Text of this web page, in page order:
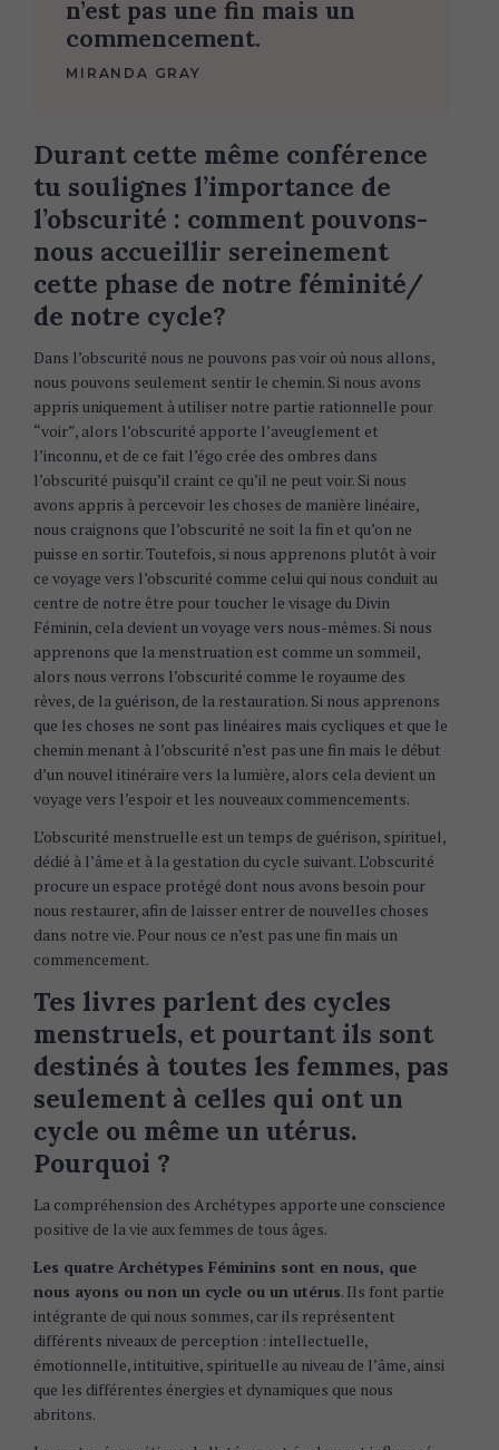
n’est pas une fin mais un
commencement.
MIRANDA GRAY
Durant cette même conférence
tu soulignes l’importance de
l’obscurité : comment pouvons-
nous accueillir sereinement
cette phase de notre féminité/
de notre cycle?
Dans l’obscurité nous ne pouvons pas voir où nous allons,
nous pouvons seulement sentir le chemin. Si nous avons
appris uniquement à utiliser notre partie rationnelle pour
“voir”, alors l’obscurité apporte l’aveuglement et
l’inconnu, et de ce fait l’égo crée des ombres dans
l’obscurité puisqu’il craint ce qu’il ne peut voir. Si nous
avons appris à percevoir les choses de manière linéaire,
nous craignons que l’obscurité ne soit la fin et qu’on ne
puisse en sortir. Toutefois, si nous apprenons plutôt à voir
ce voyage vers l’obscurité comme celui qui nous conduit au
centre de notre être pour toucher le visage du Divin
Féminin, cela devient un voyage vers nous-mêmes. Si nous
apprenons que la menstruation est comme un sommeil,
alors nous verrons l’obscurité comme le royaume des
rêves, de la guérison, de la restauration. Si nous apprenons
que les choses ne sont pas linéaires mais cycliques et que le
chemin menant à l’obscurité n’est pas une fin mais le début
d’un nouvel itinéraire vers la lumière, alors cela devient un
voyage vers l’espoir et les nouveaux commencements.
L’obscurité menstruelle est un temps de guérison, spirituel,
dédié à l’âme et à la gestation du cycle suivant. L’obscurité
procure un espace protégé dont nous avons besoin pour
nous restaurer, afin de laisser entrer de nouvelles choses
dans notre vie. Pour nous ce n’est pas une fin mais un
commencement.
Tes livres parlent des cycles
menstruels, et pourtant ils sont
destinés à toutes les femmes, pas
seulement à celles qui ont un
cycle ou même un utérus.
Pourquoi ?
La compréhension des Archétypes apporte une conscience
positive de la vie aux femmes de tous âges.
Les quatre Archétypes Féminins sont en nous, que
nous ayons ou non un cycle ou un utérus. Ils font partie
intégrante de qui nous sommes, car ils représentent
différents niveaux de perception : intellectuelle,
émotionnelle, intituitive, spirituelle au niveau de l’âme, ainsi
que les différentes énergies et dynamiques que nous
abritons.